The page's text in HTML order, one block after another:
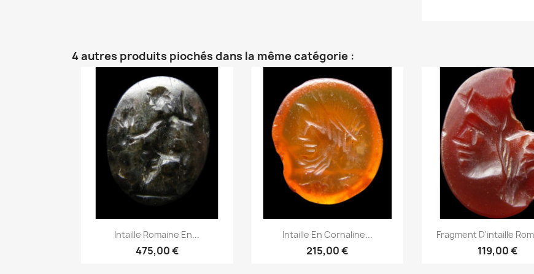
4 autres produits piochés dans la même catégorie :
Aperçu rapide
Intaille Romaine En...
475,00 €
Aperçu rapide
Intaille En Cornaline...
215,00 €
Aperçu
Fragment D'intaille
119,00 €